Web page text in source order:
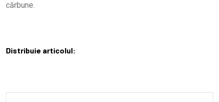
cărbune.
Distribuie articolul: